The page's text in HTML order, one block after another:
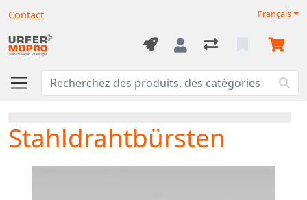
Contact Français
Stahldrahtbürsten